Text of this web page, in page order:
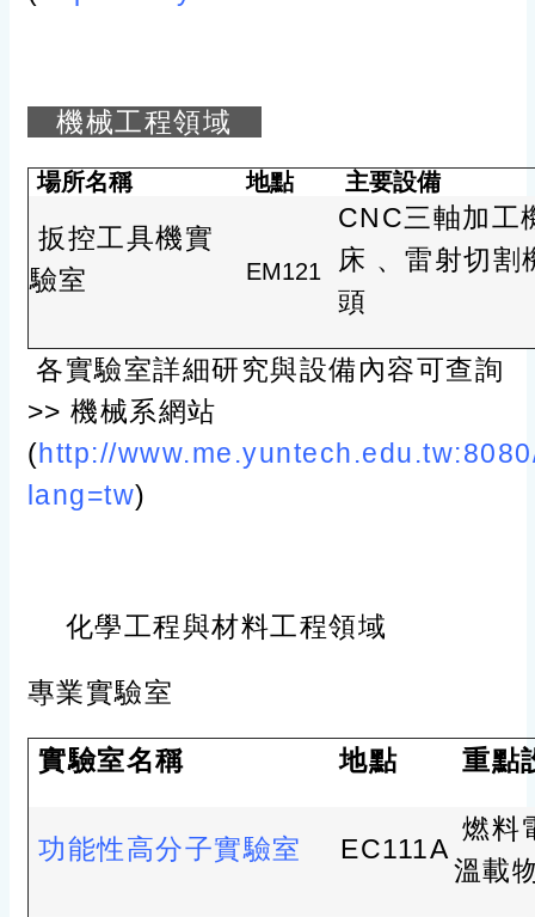
機械工程領域
場所名稱 地點 主要設備
扳控工具機實
驗室
EM121
CNC三軸加工
床 、雷射切割
頭
各實驗室詳細研究與設備內容可查詢
>> 機械系網站
(http://
lang=tw)
化學工程與材料工程領域
專業實驗室
實驗室名稱 地點 重點
功能性高分子實驗室 EC111A
燃料
溫載